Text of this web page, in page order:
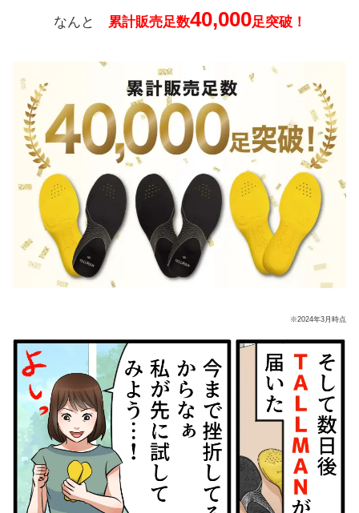
なんと 累計販売足数40,000足突破！
※2024年3月時点